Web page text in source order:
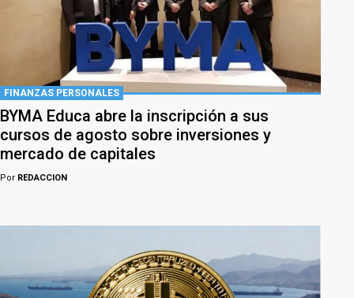
FINANZAS PERSONALES
BYMA Educa abre la inscripción a sus
cursos de agosto sobre inversiones y
mercado de capitales
Por REDACCION